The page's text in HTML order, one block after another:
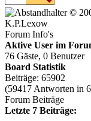
©
K.P.Lexow
Forum Info's
Aktive User im
76 Gäste, 0 Benutzer
Board Statistik
Beiträge: 65902
(59417 Antworten in
Forum Beiträge
Letzte 7 Beiträge: